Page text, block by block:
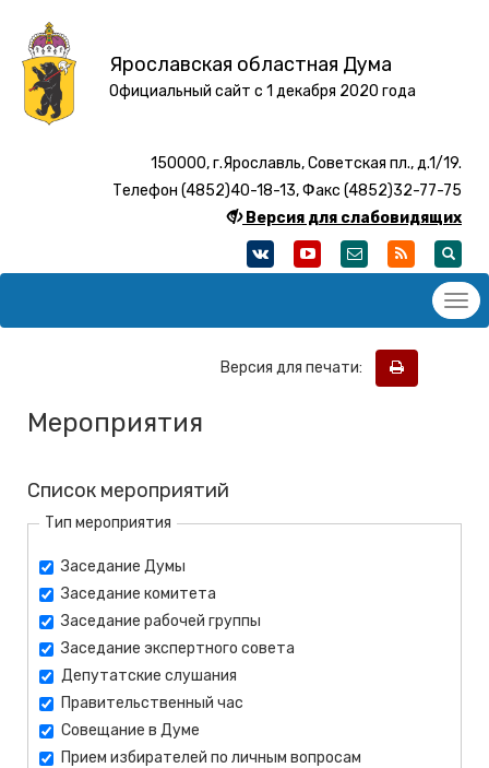
Ярославская областная Дума
Официальный сайт с 1 декабря 2020 года
150000, г.Ярославль, Советская пл., д.1/19.
Телефон (4852)40-18-13, Факс (4852)32-77-75
Версия для слабовидящих
Версия для печати:
Мероприятия
Список мероприятий
Тип мероприятия
Заседание Думы
Заседание комитета
Заседание рабочей группы
Заседание экспертного совета
Депутатские слушания
Правительственный час
Совещание в Думе
Прием избирателей по личным вопросам